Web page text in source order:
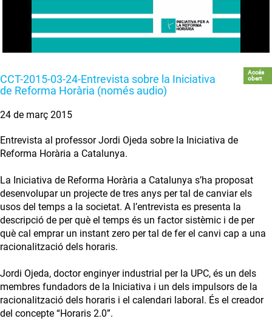
CCT-2015-03-24-Entrevista sobre la Iniciativa
de Reforma Horària (només audio)
Accés
obert
24 de març 2015
Entrevista al professor Jordi Ojeda sobre la Iniciativa de
Reforma Horària a Catalunya.
La Iniciativa de Reforma Horària a Catalunya s’ha proposat
desenvolupar un projecte de tres anys per tal de canviar els
usos del temps a la societat. A l’entrevista es presenta la
descripció de per què el temps és un factor sistèmic i de per
què cal emprar un instant zero per tal de fer el canvi cap a una
racionalització dels horaris.
Jordi Ojeda, doctor enginyer industrial per la UPC, és un dels
membres fundadors de la Iniciativa i un dels impulsors de la
racionalització dels horaris i el calendari laboral. És el creador
del concepte “Horaris 2.0”.